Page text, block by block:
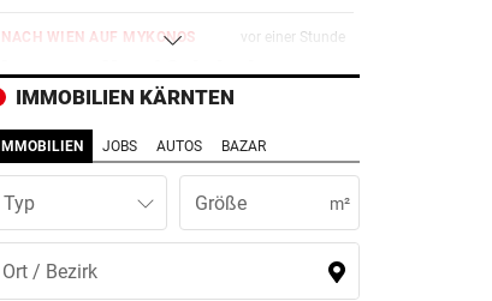
NACH WIEN AUF MYKONOS vor einer Stunde
Luxus am Meer! Sabalenka
gewährt private Einblicke
„IHR SEID DER HAMMER!“ vor einer Stunde
Feuerwehr befreite Kalb aus
misslicher Lage
vor einer Stunde
IMMOBILIEN KÄRNTEN
IMMOBILIEN JOBS AUTOS BAZAR
Typ m²